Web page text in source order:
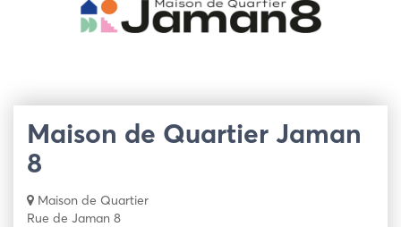
Maison de Quartier Jaman
8
Maison de Quartier
Rue de Jaman 8